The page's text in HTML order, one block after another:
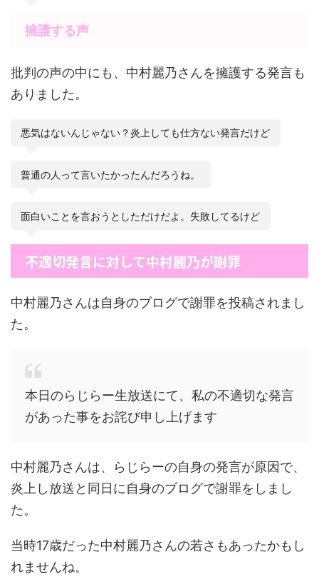
擁護する声
批判の声の中にも、中村麗乃さんを擁護する発言も
ありました。
悪気はないんじゃない？炎上しても仕方ない発言だけど
普通の人って言いたかったんだろうね。
面白いことを言おうとしただけだよ。失敗してるけど
不適切発言に対して中村麗乃が謝罪
中村麗乃さんは自身のブログで謝罪を投稿されまし
た。
本日のらじらー生放送にて、私の不適切な発言
があった事をお詫び申し上げます
中村麗乃さんは、らじらーの自身の発言が原因で、
炎上し放送と同日に自身のブログで謝罪をしまし
た。
当時17歳だった中村麗乃さんの若さもあったかもし
れませんね。